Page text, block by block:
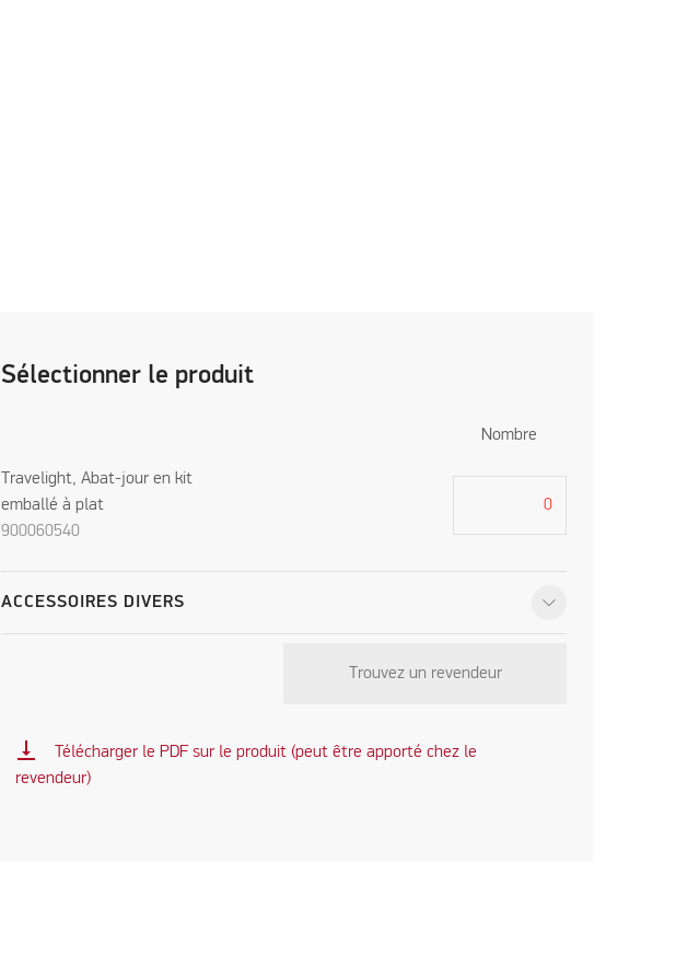
Sélectionner le produit
Nombre
Travelight, Abat-jour en kit
emballé à plat
900060540
ACCESSOIRES DIVERS
Trouvez un revendeur
vertical_align_bottom
Télécharger le PDF sur le produit (peut être apporté chez le
revendeur)